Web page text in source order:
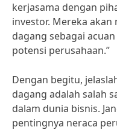
kerjasama dengan
investor. Mereka
dagang sebagai
potensi perusahaan.”
Dengan begitu,
dagang adalah salah
dalam dunia bisnis.
pentingnya neraca